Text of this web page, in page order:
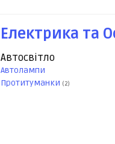
Електрика та
Автосвітло
Автолампи
Протитуманки (2)